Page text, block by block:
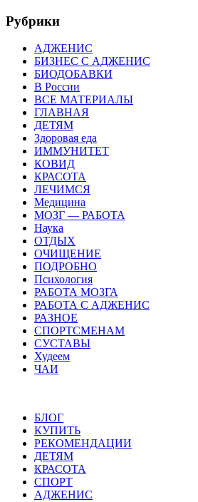
Рубрики
АДЖЕНИС
БИЗНЕС С АДЖЕНИС
БИОДОБАВКИ
В России
ВСЕ МАТЕРИАЛЫ
ГЛАВНАЯ
ДЕТЯМ
Здоровая еда
ИММУНИТЕТ
КОВИД
КРАСОТА
ЛЕЧИМСЯ
Медицина
МОЗГ — РАБОТА
Наука
ОТДЫХ
ОЧИЩЕНИЕ
ПОДРОБНО
Психология
РАБОТА МОЗГА
РАБОТА С АДЖЕНИС
РАЗНОЕ
СПОРТСМЕНАМ
СУСТАВЫ
Худеем
ЧАИ
БЛОГ
КУПИТЬ
РЕКОМЕНДАЦИИ
ДЕТЯМ
КРАСОТА
СПОРТ
АДЖЕНИС